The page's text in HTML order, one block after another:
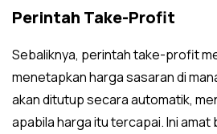
Perintah Take-Profit
Sebaliknya, perintah take-profit
menetapkan harga sasaran di
akan ditutup secara automatik,
apabila harga itu tercapai. Ini amat